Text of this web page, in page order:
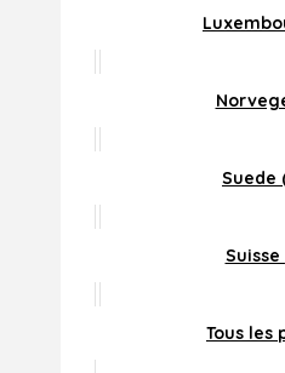
Suede
Suisse
Tous les